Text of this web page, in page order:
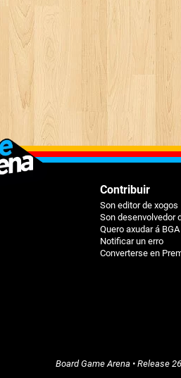
Contribuir
Son editor de xogos
Son desenvolvedor
Quero axudar á BGA
Notificar un erro
Converterse en
Board Game Arena • Release